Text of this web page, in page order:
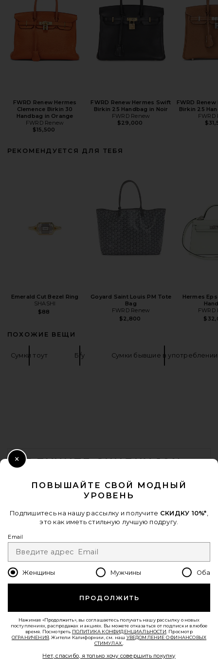
FWRD Renew Hermes
Clemence Birkin 30
Handbag in Orange
FWRD Renew
$15,500
FWRD Renew Hermes Swift
Birkin 25 Handbag in Noir
FWRD Renew
$29,000
FWRD
Birkin 25
FWRD
РЕКОМЕНДУЕТСЯ ДЛЯ ТЕБЯ
Emerald Cut Bezel Ring
SHASHI
$88
Goyard Saint Louis PM Tote
Bag
FWRD Renew
$2,800
Hermes
FWRD
ПОХОЖИЕ ВЕЩИ
Сумки тоут Б/у Сумки бывшие в употреблении
FOOTER
ПОЛУЧИТЕ СКИДКУ 10%
Отписаться можно в любой момент.политика
Change Country Regions
ru USD
Пройти краткий опрос о сегодняшнем визите.Вперед!
ПОВЫШАЙТЕ СВОЙ МОДНЫЙ
УРОВЕНЬ
Подпишитесь на нашу рассылку и получите СКИДКУ 10%*
это как иметь стильную лучшую подругу.
Email
Женщины Мужчины Оба
ПРОДОЛЖИТЬ
Нажимая «Продолжить», вы соглашаетесь получать нашу рассылку о новых
поступлениях, распродажах и акциях. Вы можете отказаться от подписки в любое
время. Посмотреть ПОЛИТИКА КОНФИДЕНЦИАЛЬНОСТИ . Просмотр
ОГРАНИЧЕНИЯ . Жители Калифорнии, см. наш УВЕДОМЛЕНИЕ О ФИНАНСОВЫХ
СТИМУЛАХ.
Нет, спасибо, я только хочу совершить покупку
Close Modal